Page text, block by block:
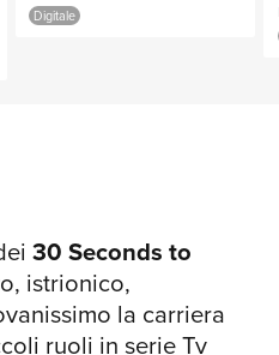
disco rock a
è spesso
legati allo
e alla
DEI 30
Digitale
30 Seconds to
istrionico,
la carriera
ruoli in serie Tv